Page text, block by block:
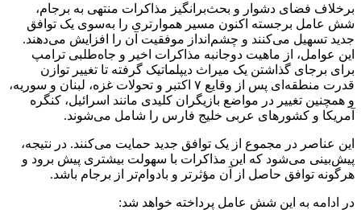
برخلاف فضای دشوار و بحث‌برانگیز مذاکرات منتهی به برجام،
شش عامل برجسته اکنون مسیر هموارتری را به‌سوی یک توافق
جدید تسهیل می‌کنند و چشم‌انداز موفقیت آن را افزایش می‌دهند.
این عوامل، از ماهیت دوجانبه مذاکرات اخیر و جاه‌طلبی ترامپ
برای برجای‌ گذاشتن یک میراث دیپلماتیک گرفته تا تغییر توازن
قدرت منطقه‌ای پس از وقایع ۷ اکتبر و تحولات غزه، لبنان و سوریه،
و همچنین تغییر در مواضع بازیگران کلیدی مانند اسرائیل، کنگره
آمریکا و کشورهای عربی خلیج فارس را شامل می‌شوند.
این عناصر در مجموع از یک توافق جدید حمایت می‌کنند. در نتیجه،
پیش‌بینی می‌شود که این مذاکرات با سهولت بیشتری پیش برود و
هرگونه توافق حاصل از آن مؤثرتر و بادوام‌تر از برجام باشد.
در ادامه به این شش عامل پرداخته خواهد شد: